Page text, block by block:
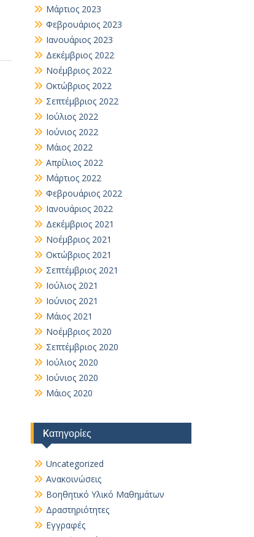
Μάρτιος 2023
Φεβρουάριος 2023
Ιανουάριος 2023
Δεκέμβριος 2022
Νοέμβριος 2022
Οκτώβριος 2022
Σεπτέμβριος 2022
Ιούλιος 2022
Ιούνιος 2022
Μάιος 2022
Απρίλιος 2022
Μάρτιος 2022
Φεβρουάριος 2022
Ιανουάριος 2022
Δεκέμβριος 2021
Νοέμβριος 2021
Οκτώβριος 2021
Σεπτέμβριος 2021
Ιούλιος 2021
Ιούνιος 2021
Μάιος 2021
Νοέμβριος 2020
Σεπτέμβριος 2020
Ιούλιος 2020
Ιούνιος 2020
Μάιος 2020
Kατηγορίες
Uncategorized
Ανακοινώσεις
Βοηθητικό Yλικό Mαθημάτων
Δραστηριότητες
Εγγραφές